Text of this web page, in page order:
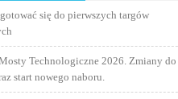
się do pierwszych targów
Technologiczne 2026. Zmiany do
start nowego naboru.